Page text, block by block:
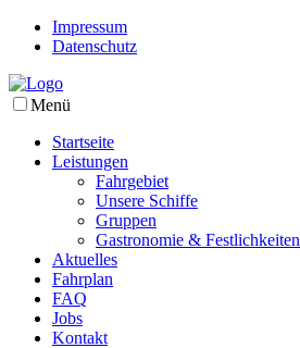
Impressum
Datenschutz
Menü
Startseite
Leistungen
Fahrgebiet
Unsere Schiffe
Gruppen
Gastronomie & Festlichkeiten
Aktuelles
Fahrplan
FAQ
Jobs
Kontakt